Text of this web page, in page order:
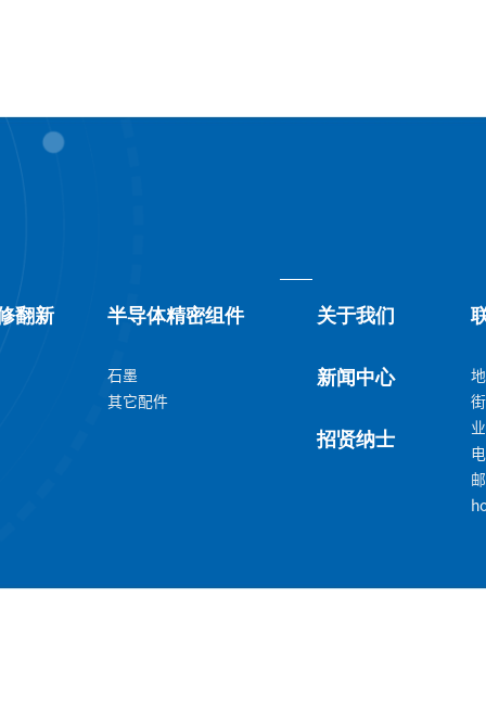
翻新 半导体精密组件
石墨
其它配件
关于我们
新闻中心
招贤纳士